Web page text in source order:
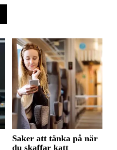
Saker att tänka på när
du skaffar katt